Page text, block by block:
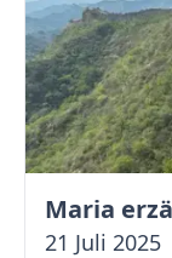
21 Juli 2025